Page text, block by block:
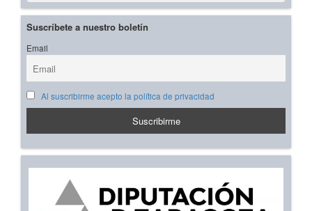
Suscríbete a nuestro boletín
Email
Al suscribirme acepto la política de privacidad